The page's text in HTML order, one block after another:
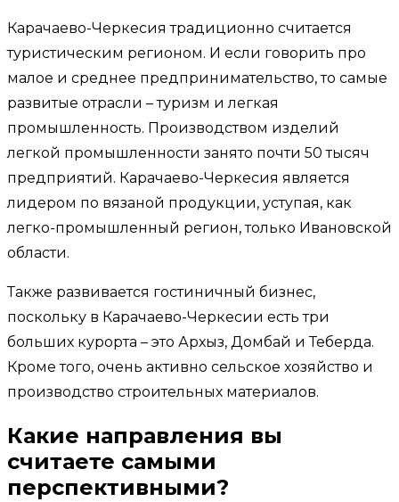
Карачаево-Черкесия традиционно считается
туристическим регионом. И если говорить про
малое и среднее предпринимательство, то самые
развитые отрасли – туризм и легкая
промышленность. Производством изделий
легкой промышленности занято почти 50 тысяч
предприятий. Карачаево-Черкесия является
лидером по вязаной продукции, уступая, как
легко-промышленный регион, только Ивановской
области.
Также развивается гостиничный бизнес,
поскольку в Карачаево-Черкесии есть три
больших курорта – это Архыз, Домбай и Теберда.
Кроме того, очень активно сельское хозяйство и
производство строительных материалов.
Какие направления вы
считаете самыми
перспективными?